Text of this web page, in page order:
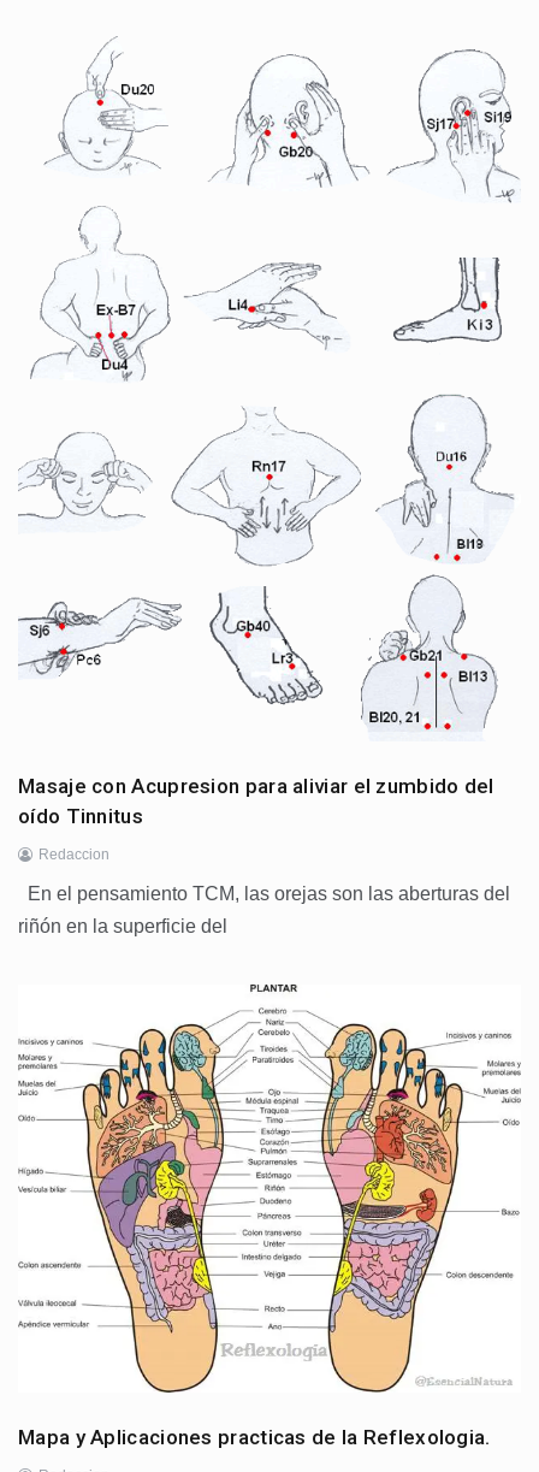
Masaje con Acupresion para aliviar el zumbido del
oído Tinnitus
Redaccion
En el pensamiento TCM, las orejas son las aberturas del
riñón en la superficie del
Mapa y Aplicaciones practicas de la Reflexologia.